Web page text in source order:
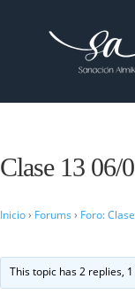
Clase 13 06/
Inicio › Forums › Foro:
This topic has 2 replies,